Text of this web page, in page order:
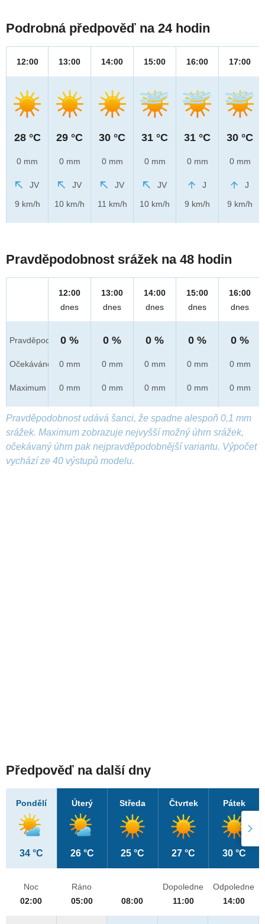
Podrobná předpověď na 24 hodin
12:00
28 °C
0 mm
JV
9 km/h
13:00
29 °C
0 mm
JV
10 km/h
14:00
30 °C
0 mm
JV
11 km/h
15:00
31 °C
0 mm
JV
10 km/h
16:00
31 °C
0 mm
J
9 km/h
17:00
30 °C
0 mm
J
9 km/h
Pravděpodobnost srážek na 48 hodin
Pravděpod.
Očekáváno
Maximum
12:00
dnes
0 %
0 mm
0 mm
13:00
dnes
0 %
0 mm
0 mm
14:00
dnes
0 %
0 mm
0 mm
15:00
dnes
0 %
0 mm
0 mm
16:00
dnes
0 %
0 mm
0 mm
Pravděpodobnost udává šanci, že spadne alespoň 0,1 mm
srážek. Maximum zobrazuje nejvyšší možný úhrn srážek,
očekávaný úhrn pak nejpravděpodobnější variantu. Výpočet
vychází ze 40 výstupů modelu.
Předpověď na další dny
Pondělí
34 °C
Úterý
26 °C
Středa
25 °C
Čtvrtek
27 °C
Pátek
30 °C
Noc
02:00
Ráno
05:00
08:00
Dopoledne
11:00
Odpoledne
14:00